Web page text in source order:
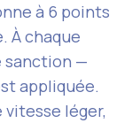
à 6 points
À chaque
sanction —
appliquée.
vitesse léger,